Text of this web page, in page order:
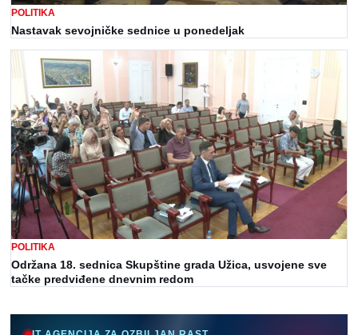
POLITIKA
Nastavak sevojničke sednice u ponedeljak
POLITIKA
Održana 18. sednica Skupštine grada Užica, usvojene sve
tačke predviđene dnevnim redom